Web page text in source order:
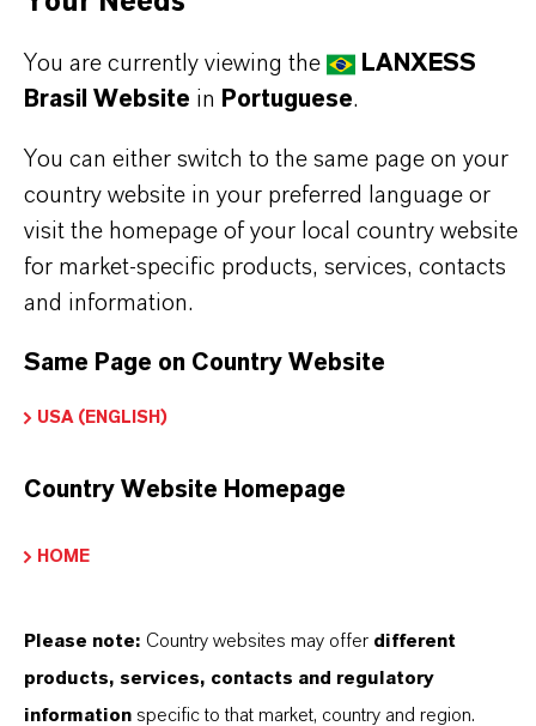
APLICATIVOS DE PRODUTOS
SINÔNIMOS DO PRODUTO
Max Siebenbrock
You are currently viewing the
LANXESS
Brasil Website in Portuguese.
You can either switch to the same page on your
country website in your preferred language or
visit the homepage of your local country website
for market-specific products, services, contacts
and information.
Same Page on Country Website
USA (ENGLISH)
Country Website Homepage
HOME
Please note: Country websites may offer different
products, services, contacts and regulatory
information specific to that market, country and region.